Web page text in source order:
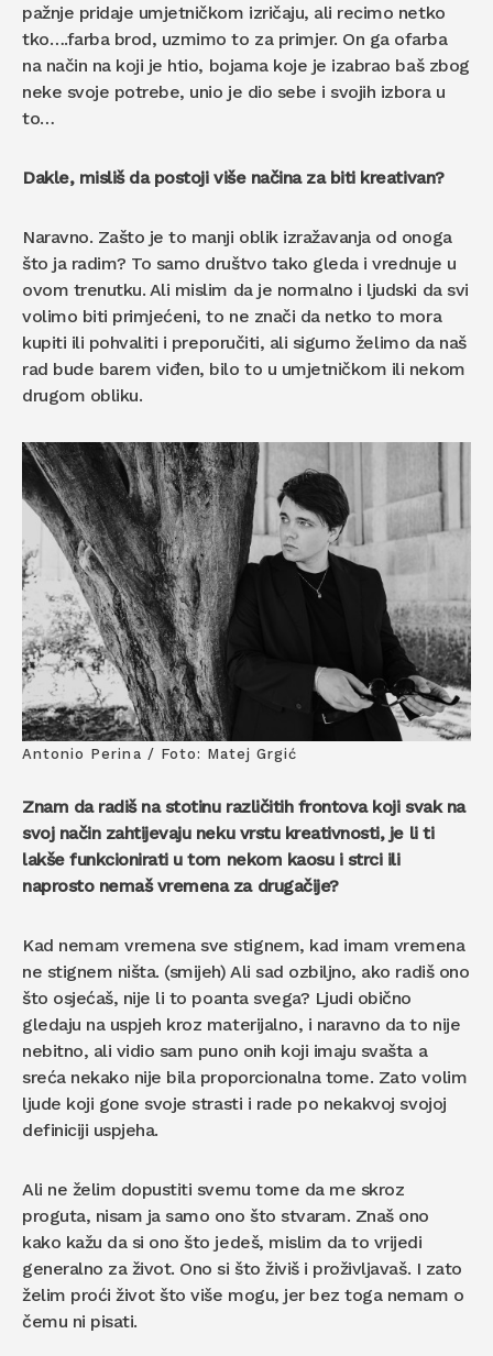
pažnje pridaje umjetničkom izričaju, ali recimo netko
tko….farba brod, uzmimo to za primjer. On ga ofarba
na način na koji je htio, bojama koje je izabrao baš zbog
neke svoje potrebe, unio je dio sebe i svojih izbora u
to…
Dakle, misliš da postoji više načina za biti kreativan?
Naravno. Zašto je to manji oblik izražavanja od onoga
što ja radim? To samo društvo tako gleda i vrednuje u
ovom trenutku. Ali mislim da je normalno i ljudski da svi
volimo biti primjećeni, to ne znači da netko to mora
kupiti ili pohvaliti i preporučiti, ali sigurno želimo da naš
rad bude barem viđen, bilo to u umjetničkom ili nekom
drugom obliku.
Antonio Perina / Foto: Matej Grgić
Znam da radiš na stotinu različitih frontova koji svak na
svoj način zahtijevaju neku vrstu kreativnosti, je li ti
lakše funkcionirati u tom nekom kaosu i strci ili
naprosto nemaš vremena za drugačije?
Kad nemam vremena sve stignem, kad imam vremena
ne stignem ništa. (smijeh) Ali sad ozbiljno, ako radiš ono
što osjećaš, nije li to poanta svega? Ljudi obično
gledaju na uspjeh kroz materijalno, i naravno da to nije
nebitno, ali vidio sam puno onih koji imaju svašta a
sreća nekako nije bila proporcionalna tome. Zato volim
ljude koji gone svoje strasti i rade po nekakvoj svojoj
definiciji uspjeha.
Ali ne želim dopustiti svemu tome da me skroz
proguta, nisam ja samo ono što stvaram. Znaš ono
kako kažu da si ono što jedeš, mislim da to vrijedi
generalno za život. Ono si što živiš i proživljavaš. I zato
želim proći život što više mogu, jer bez toga nemam o
čemu ni pisati.